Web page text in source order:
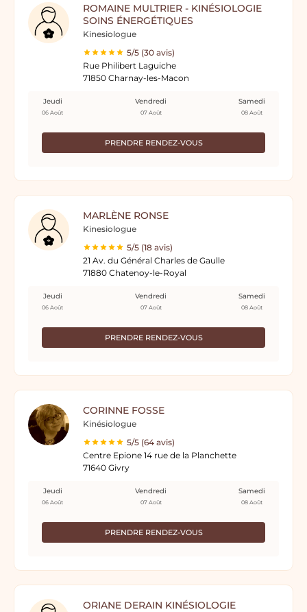
ROMAINE MULTRIER - KINÉSIOLOGIE
SOINS ÉNERGÉTIQUES
Kinesiologue
5/5 (30 avis)
Rue Philibert Laguiche
71850 Charnay-les-Macon
PRENDRE RENDEZ-VOUS
Jeudi
06 Août
Vendredi
07 Août
Samedi
08 Août
MARLÈNE RONSE
Kinesiologue
5/5 (18 avis)
21 Av. du Général Charles de Gaulle
71880 Chatenoy-le-Royal
PRENDRE RENDEZ-VOUS
Jeudi
06 Août
Vendredi
07 Août
Samedi
08 Août
CORINNE FOSSE
Kinésiologue
5/5 (64 avis)
Centre Epione 14 rue de la Planchette
71640 Givry
PRENDRE RENDEZ-VOUS
Jeudi
06 Août
Vendredi
07 Août
Samedi
08 Août
ORIANE DERAIN KINÉSIOLOGIE